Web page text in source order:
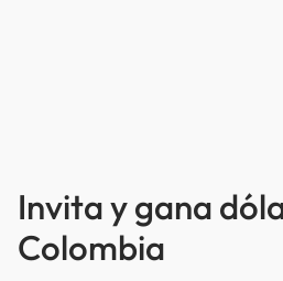
Invita y gana
Colombia